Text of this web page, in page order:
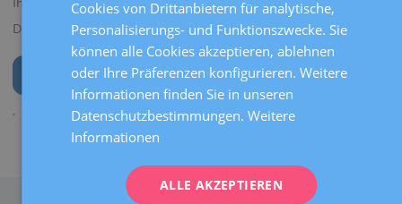
Ihnen in Verbindung setzen um diesen zu bestätigen.
Danke für Ihr Interesse.
Startseite DEUTSCH
Cookies von Drittanbietern für analytische,
Personalisierungs- und Funktionszwecke. Sie
können alle Cookies akzeptieren, ablehnen
oder Ihre Präferenzen konfigurieren. Weitere
Informationen finden Sie in unseren
Datenschutzbestimmungen. Weitere
Informationen
ALLE AKZEPTIEREN